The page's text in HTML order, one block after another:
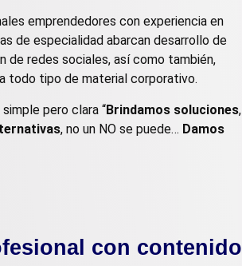
emprendedores con experiencia en
de especialidad abarcan desarrollo de
de redes sociales, así como también,
todo tipo de material corporativo.
pero clara “Brindamos soluciones,
, no un NO se puede… Damos
con contenido